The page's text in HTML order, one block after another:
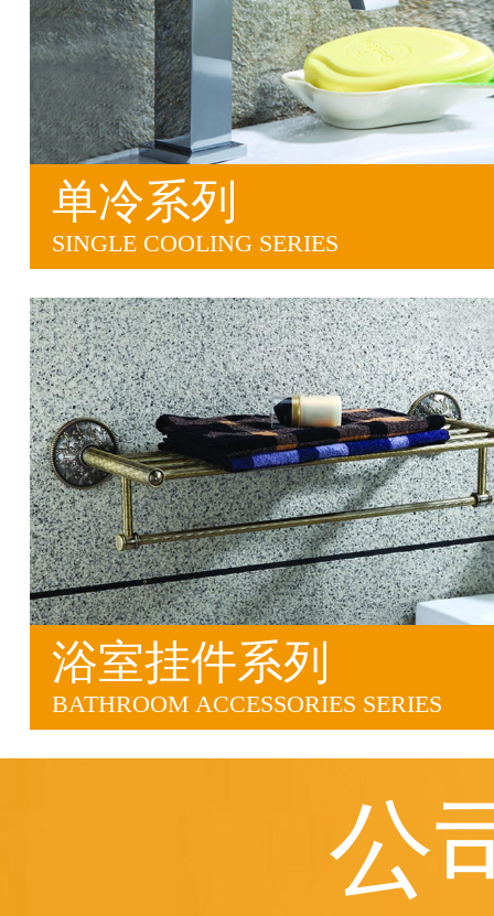
单冷系列
SINGLE COOLING SERIES
浴室挂件系列
BATHROOM ACCESSORIES SERIES
公